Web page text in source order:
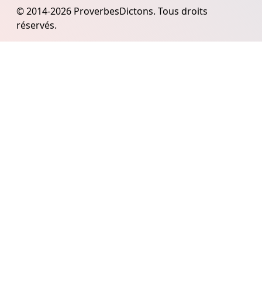
© 2014-2026 ProverbesDictons. Tous droits
réservés.